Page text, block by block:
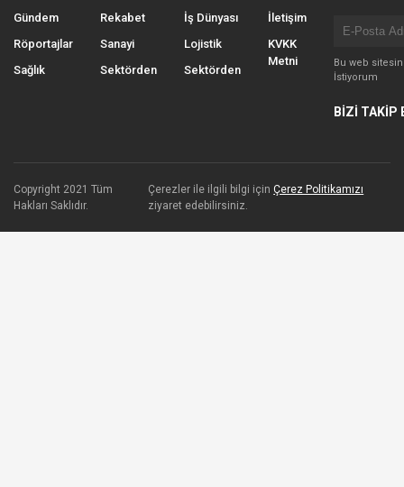
Gündem
Röportajlar
Sağlık
Rekabet
Sanayi
Sektörden
İş Dünyası
Lojistik
Sektörden
İletişim
KVKK
Metni
Bu web
İstiyorum
BİZİ TAKİP
Copyright 2021 Tüm
Hakları Saklıdır.
Çerezler ile ilgili bilgi içinÇerez Politikamızı
ziyaret edebilirsiniz.